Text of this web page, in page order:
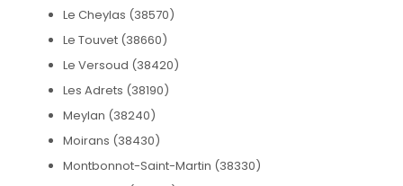
Le Cheylas (38570)
Le Touvet (38660)
Le Versoud (38420)
Les Adrets (38190)
Meylan (38240)
Moirans (38430)
Montbonnot-Saint-Martin (38330)